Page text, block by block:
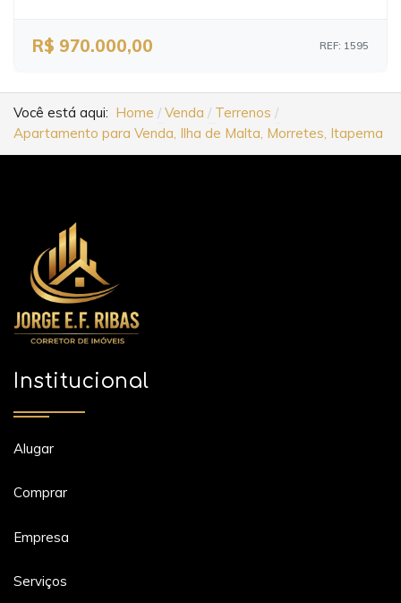
R$ 970.000,00 REF: 1595
Você está aqui: Home Venda
Terrenos
Apartamento para Venda, Ilha de Malta, Morretes, Itapema
Institucional
Alugar
Comprar
Empresa
Serviços